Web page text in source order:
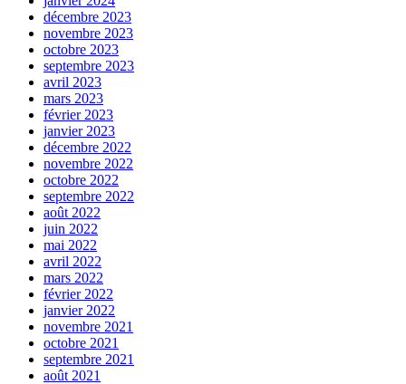
décembre 2023
novembre 2023
octobre 2023
septembre 2023
avril 2023
mars 2023
février 2023
janvier 2023
décembre 2022
novembre 2022
octobre 2022
septembre 2022
août 2022
juin 2022
mai 2022
avril 2022
mars 2022
février 2022
janvier 2022
novembre 2021
octobre 2021
septembre 2021
août 2021